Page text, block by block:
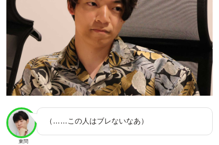
東問
（……この人はブレないなあ）